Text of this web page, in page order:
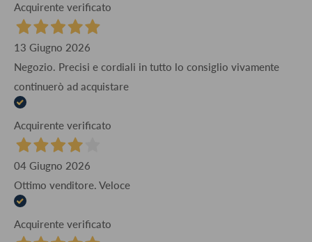
Acquirente verificato
13 Giugno 2026
Negozio. Precisi e cordiali in tutto lo consiglio vivamente
continuerò ad acquistare
Acquirente verificato
04 Giugno 2026
Ottimo venditore. Veloce
Acquirente verificato